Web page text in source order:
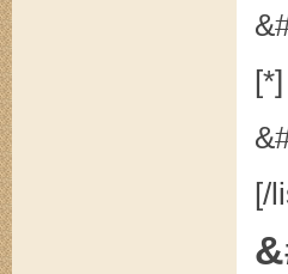
[*]
[/